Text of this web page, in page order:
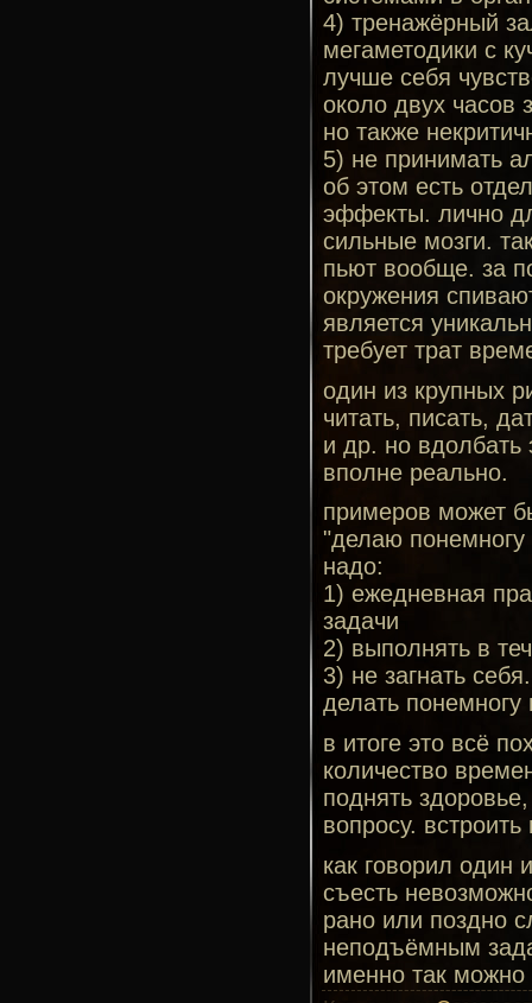
4) тренажёрный
мегаметодики с
лучше себя
около двух часов
но также
5) не принимать
об этом есть
эффекты. лично
сильные мозги.
пьют вообще. за
окружения
является
требует трат
один из крупных
читать, писать,
и др. но вдолбать
вполне реально.
примеров может
"делаю понемногу
надо:
1) ежедневная
задачи
2) выполнять в
3) не загнать
делать
в итоге это всё
количество
поднять
вопросу.
как говорил один
съесть
рано или поздно
неподъёмным
именно так можно